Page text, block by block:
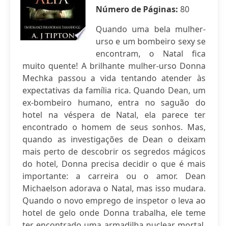
Número de Páginas: 80
Quando uma bela mulher-
urso e um bombeiro sexy se
encontram, o Natal fica
muito quente! A brilhante mulher-urso Donna
Mechka passou a vida tentando atender às
expectativas da família rica. Quando Dean, um
ex-bombeiro humano, entra no saguão do
hotel na véspera de Natal, ela parece ter
encontrado o homem de seus sonhos. Mas,
quando as investigações de Dean o deixam
mais perto de descobrir os segredos mágicos
do hotel, Donna precisa decidir o que é mais
importante: a carreira ou o amor. Dean
Michaelson adorava o Natal, mas isso mudara.
Quando o novo emprego de inspetor o leva ao
hotel de gelo onde Donna trabalha, ele teme